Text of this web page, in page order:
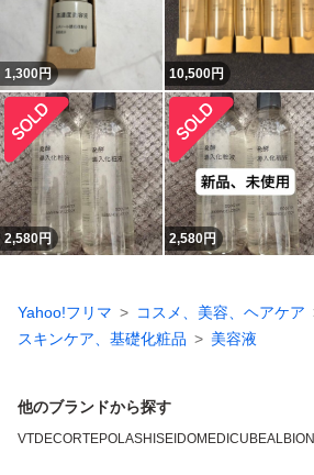
1,300円 10,500円
2,580円 2,580円
Yahoo!フリマ
コスメ、美容、ヘアケア
スキンケア、基礎化粧品
美容液
他のブランドから探す
VTDECORTEPOLASHISEIDOMEDICUBEALBION